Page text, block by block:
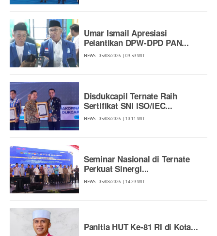
Umar Ismail Apresiasi
Pelantikan DPW-DPD PAN...
NEWS 05/08/2026 | 09:59 WIT
Disdukcapil Ternate Raih
Sertifikat SNI ISO/IEC...
NEWS 05/08/2026 | 10:11 WIT
Seminar Nasional di Ternate
Perkuat Sinergi...
NEWS 05/08/2026 | 14:29 WIT
Panitia HUT Ke-81 RI di Kota...